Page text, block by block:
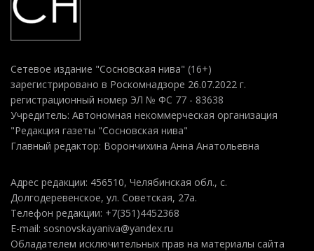
Сетевое издание "Сосновская нива" (16+)
зарегистрировано в Роскомнадзоре 26.07.2022 г.
регистрационный номер ЭЛ № ФС 77 - 83638
Учредитель: Автономная некоммерческая организация
"Редакция газеты "Сосновская нива"
Главный редактор: Ворончихина Анна Анатольевна
Адрес редакции: 456510, Челябинская обл., с.
Долгодеревенское, ул. Советская, 27а.
Телефон редакции: +7(351)4452368
E-mail: sosnovskayaniva@yandex.ru
Обладателем исключительных прав на материалы сайта